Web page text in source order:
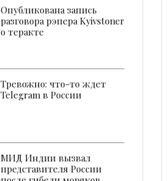
Опубликована запись
разговора рэпера Kyivstoner
о теракте
Тревожно: что-то ждет
Telegram в России
МИД Индии вызвал
представителя России